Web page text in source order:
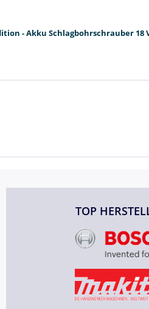
- Akku Schlagbohrschrauber 18
TOP